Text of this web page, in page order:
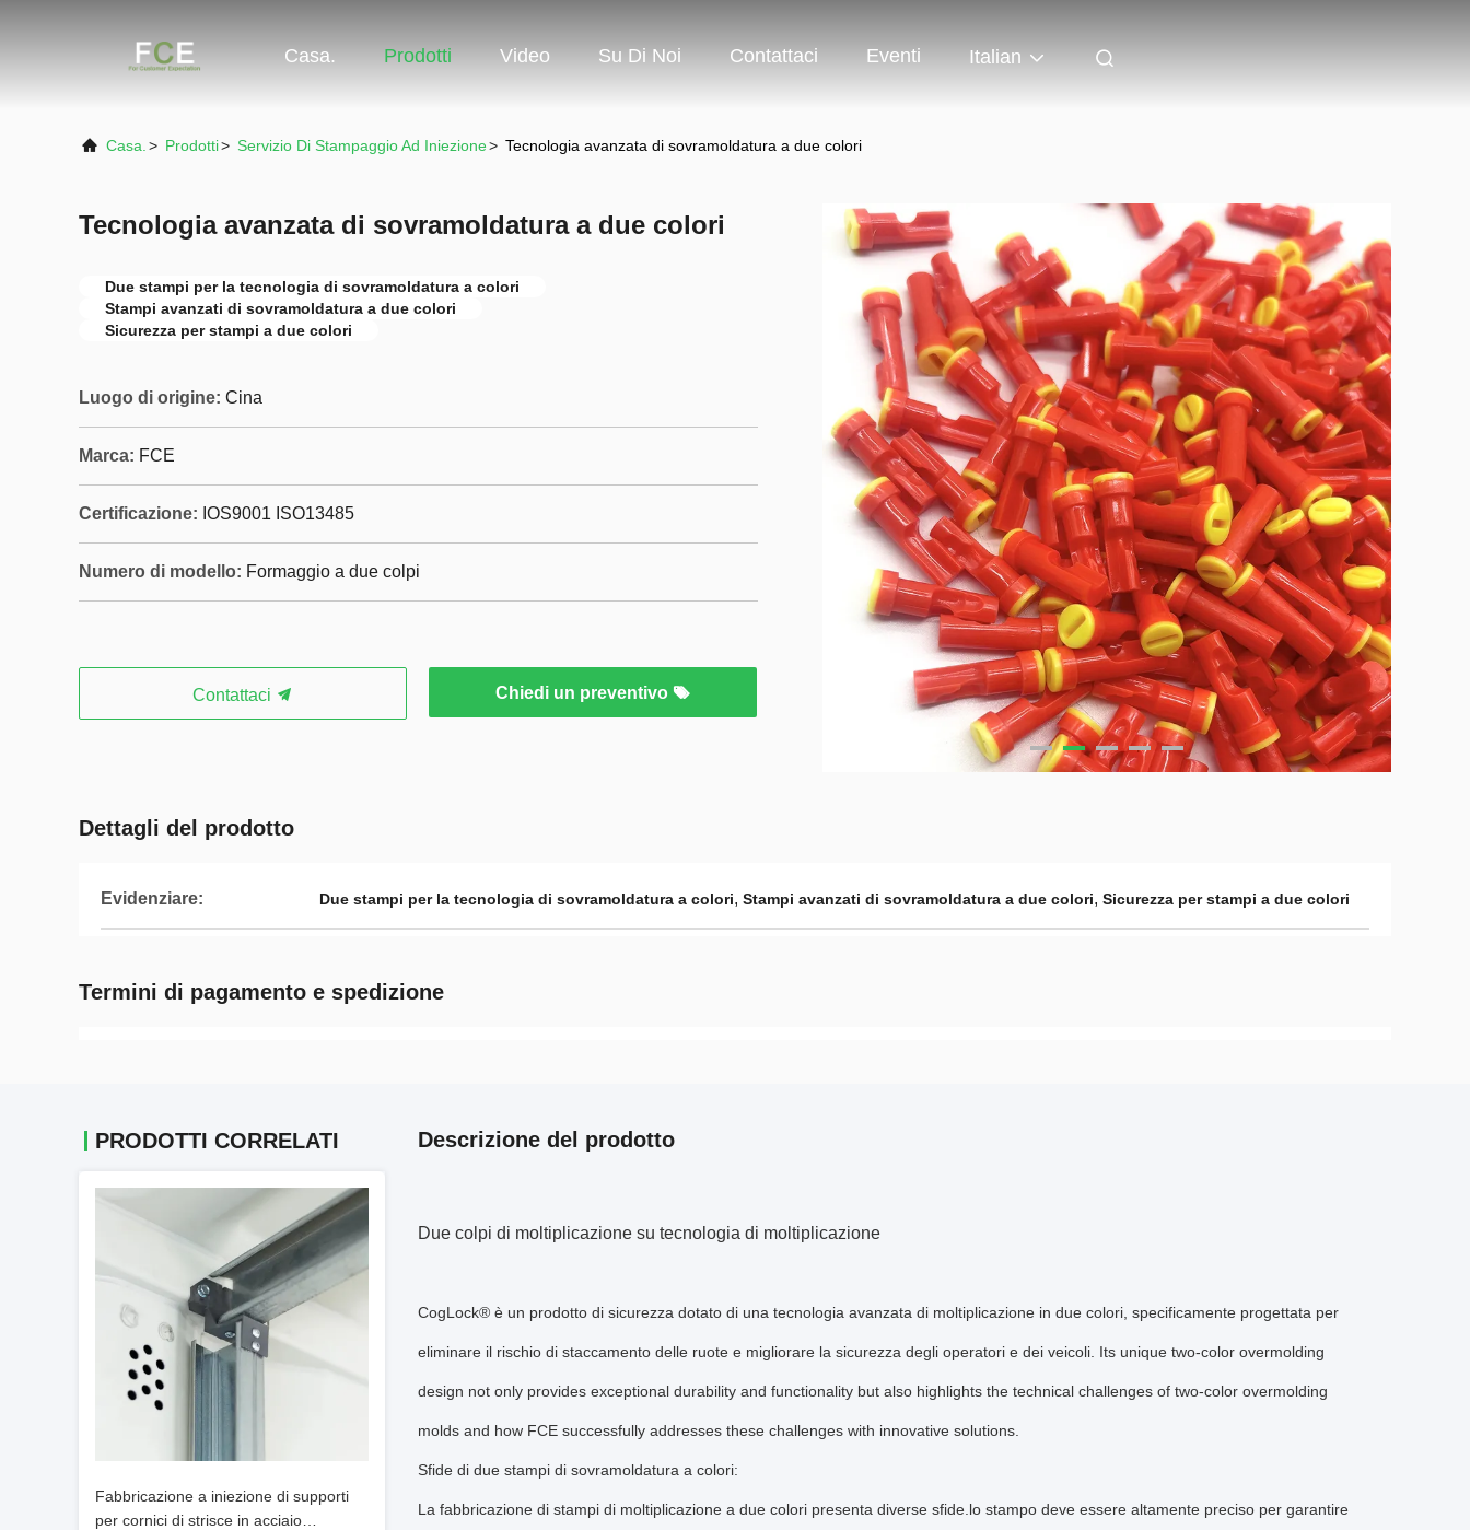
Casa. Prodotti Video Su Di Noi Contattaci Eventi Italian
Casa. > Prodotti> Servizio Di Stampaggio Ad Iniezione> Tecnologia avanzata di sovramoldatura a due colori
Tecnologia avanzata di sovramoldatura a due colori
Due stampi per la tecnologia di sovramoldatura a colori
Stampi avanzati di sovramoldatura a due colori
Sicurezza per stampi a due colori
Luogo di origine: Cina
Marca: FCE
Certificazione: IOS9001 ISO13485
Numero di modello: Formaggio a due colpi
Contattaci Chiedi un preventivo
Dettagli del prodotto
Evidenziare: Due stampi per la tecnologia di sovramoldatura a colori, Stampi avanzati di sovramoldatura a due colori, Sicurezza per stampi a due colori
Termini di pagamento e spedizione
PRODOTTI CORRELATI
Fabbricazione a iniezione di supporti
per cornici di strisce in acciaio
Descrizione del prodotto
Due colpi di moltiplicazione su tecnologia di moltiplicazione
CogLock® è un prodotto di sicurezza dotato di una tecnologia avanzata di moltiplicazione in due colori, specificamente progettata per
eliminare il rischio di staccamento delle ruote e migliorare la sicurezza degli operatori e dei veicoli. Its unique two-color overmolding
design not only provides exceptional durability and functionality but also highlights the technical challenges of two-color overmolding
molds and how FCE successfully addresses these challenges with innovative solutions.
Sfide di due stampi di sovramoldatura a colori:
La fabbricazione di stampi di moltiplicazione a due colori presenta diverse sfide.lo stampo deve essere altamente preciso per garantire